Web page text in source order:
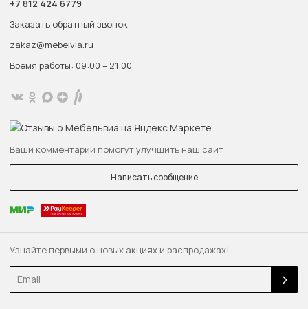
Узнайте первыми о новых акциях и распродажах!
+7 812 424 6779
Заказать обратный звонок
zakaz@mebelvia.ru
Время работы: 09:00 – 21:00
Ваши комментарии помогут улучшить наш сайт
Написать сообщение